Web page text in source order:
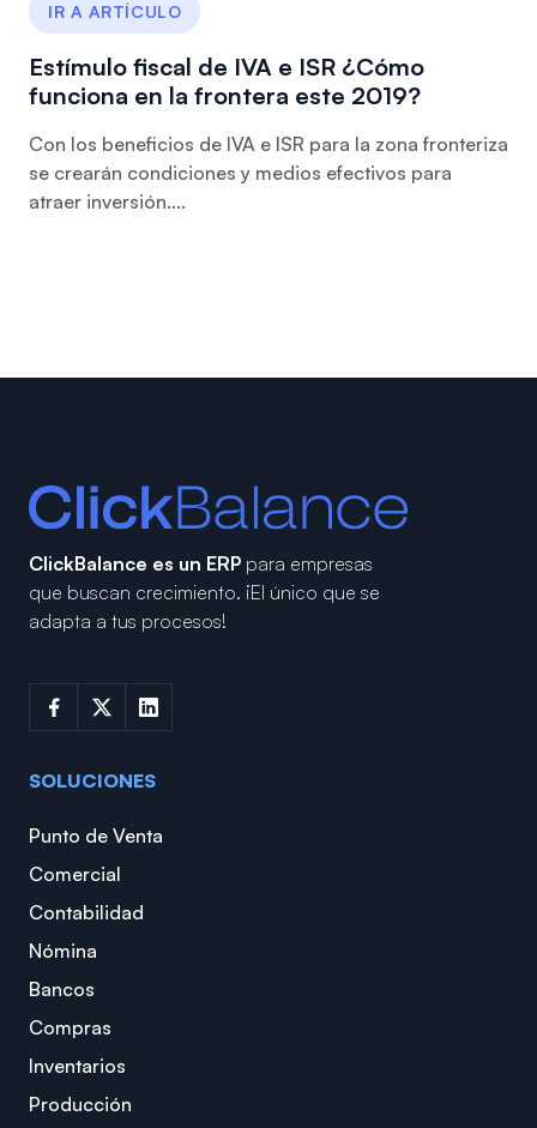
IR A ARTÍCULO
Estímulo fiscal de IVA e ISR ¿Cómo
funciona en la frontera este 2019?
Con los beneficios de IVA e ISR para la zona fronteriza
se crearán condiciones y medios efectivos para
atraer inversión....
ClickBalance es un ERP para empresas
que buscan crecimiento. ¡El único que se
adapta a tus procesos!
SOLUCIONES
Punto de Venta
Comercial
Contabilidad
Nómina
Bancos
Compras
Inventarios
Producción